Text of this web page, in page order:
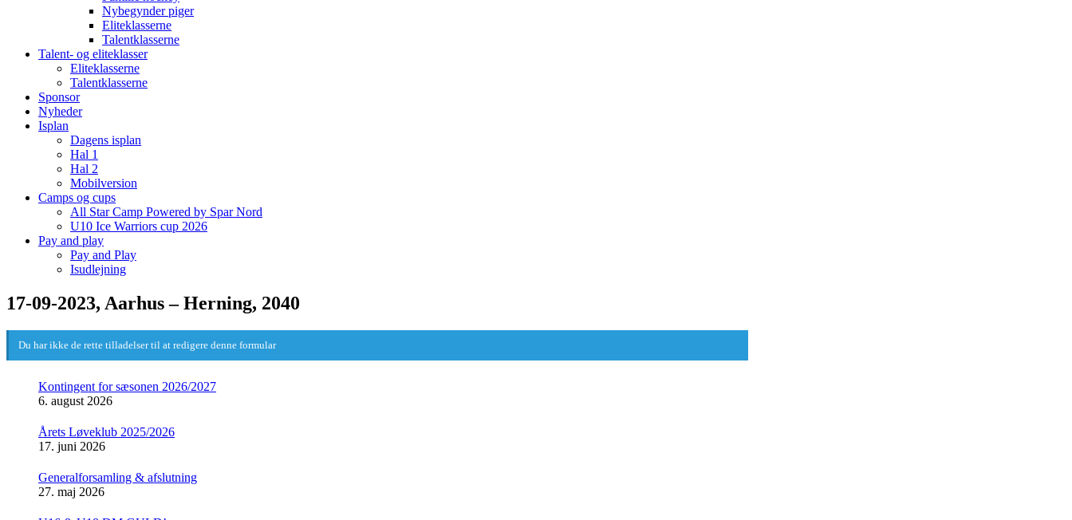
Nybegynder piger
Eliteklasserne
Talentklasserne
Talent- og eliteklasser
Eliteklasserne
Talentklasserne
Sponsor
Nyheder
Isplan
Dagens isplan
Hal 1
Hal 2
Mobilversion
Camps og cups
All Star Camp Powered by Spar Nord
U10 Ice Warriors cup 2026
Pay and play
Pay and Play
Isudlejning
17-09-2023, Aarhus – Herning, 2040
Du har ikke de rette tilladelser til at redigere denne formular
Kontingent for sæsonen 2026/2027
6. august 2026
Årets Løveklub 2025/2026
17. juni 2026
Generalforsamling & afslutning
27. maj 2026